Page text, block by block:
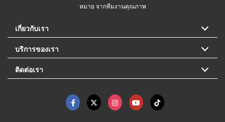
หมาย จากทีมงานคุณภาพ
เกี่ยวกับเรา
บริการของเรา
ติดต่อเรา